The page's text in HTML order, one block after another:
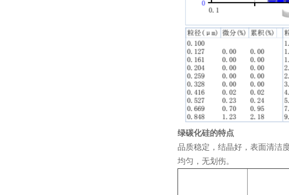
绿碳化硅的特点
品质稳定，结晶好，表面清洁
均匀，无划伤。